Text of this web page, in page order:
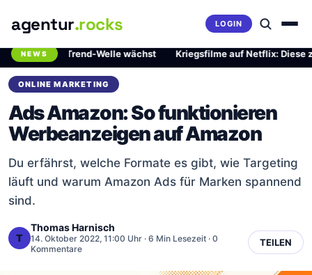
agentur.rocks LOGIN
NEWS
Breaking News Ticker
Trend-Welle wächst· Kriegsfilme auf Netflix: Diese zwei
ONLINE MARKETING
Ads Amazon: So funktionieren
Werbeanzeigen auf Amazon
Du erfährst, welche Formate es gibt, wie Targeting
läuft und warum Amazon Ads für Marken spannend
sind.
T
Thomas Harnisch
14. Oktober 2022, 11:00 Uhr · 6 Min Lesezeit · 0
Kommentare
TEILEN